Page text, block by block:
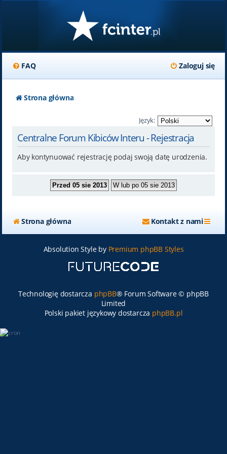
FAQ Zaloguj się
Strona główna
Język:
Centralne Forum Kibiców Interu - Rejestracja
Aby kontynuować rejestrację podaj swoją datę urodzenia.
Strona główna Kontakt z nami
Absolution Style by Premium phpBB Styles
Technologię dostarcza phpBB® Forum Software © phpBB
Limited
Polski pakiet językowy dostarcza phpBB.pl